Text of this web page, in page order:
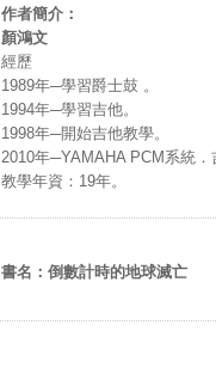
作者簡介：
顏鴻文
經歷
1989年─學習爵士鼓 。
1994年─學習吉他。
1998年─開始吉他教學。
2010年─YAMAHA PCM系統
教學年資：19年。
書名： 倒數計時的地球滅亡